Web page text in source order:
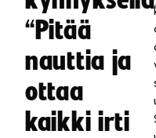
“Pitää
nauttia ja
ottaa
kaikki irti